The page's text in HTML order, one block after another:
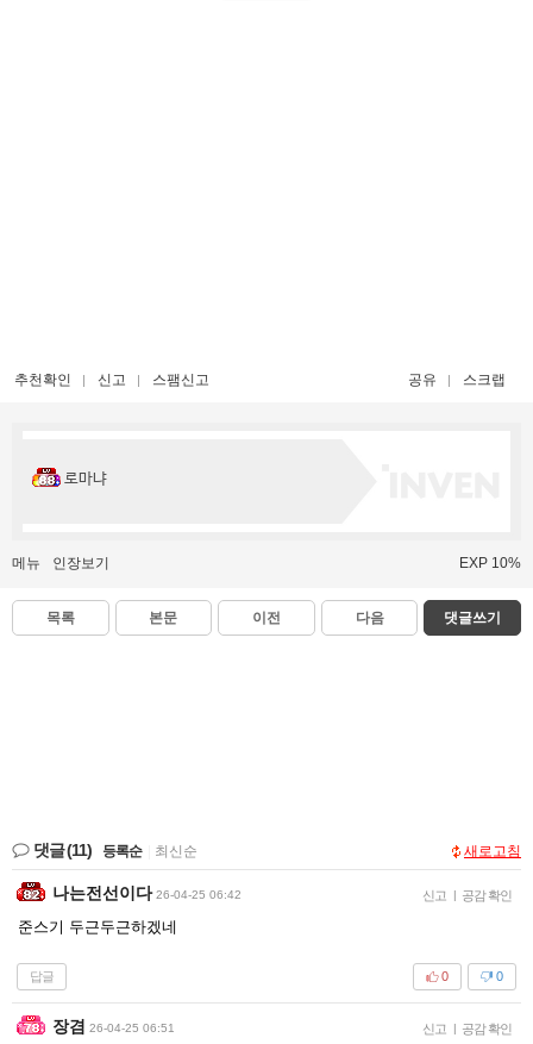
추천확인 신고 스팸신고 공유 스크랩
로마냐
메뉴 인장보기 EXP 10%
목록 본문 이전 다음 댓글쓰기
댓글(11) 등록순 최신순 새로고침
나는전선이다 26-04-25 06:42 신고 | 공감 확인
준스기 두근두근하겠네
답글 0
0
장겸 26-04-25 06:51 신고 | 공감 확인